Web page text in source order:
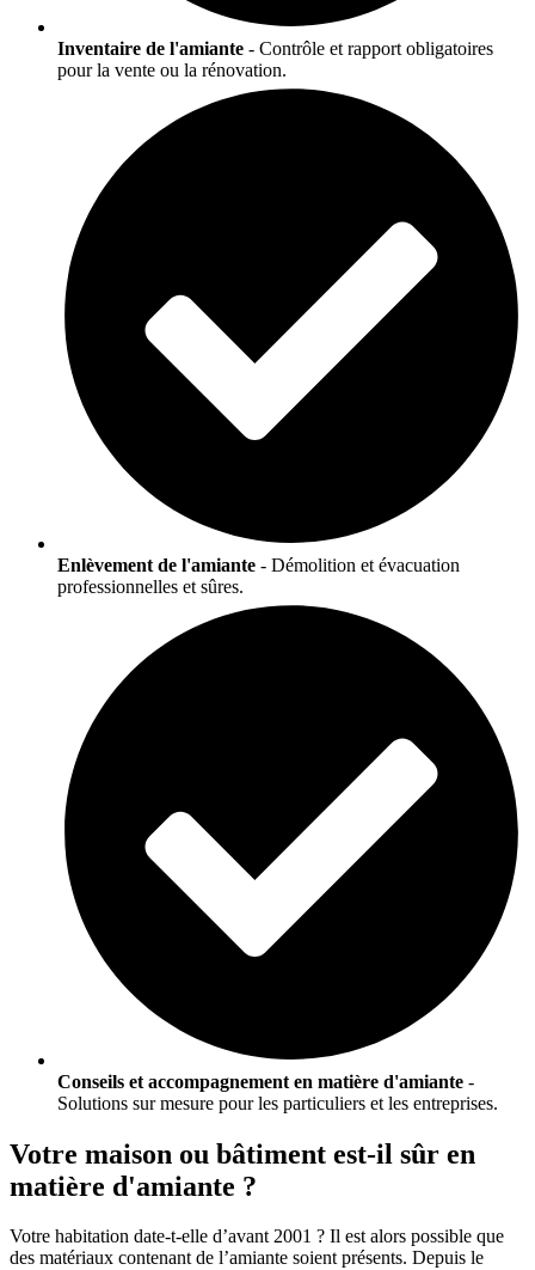
Inventaire de l'amiante - Contrôle et rapport obligatoires
pour la vente ou la rénovation.
Enlèvement de l'amiante - Démolition et évacuation
professionnelles et sûres.
Conseils et accompagnement en matière d'amiante -
Solutions sur mesure pour les particuliers et les entreprises.
Votre maison ou bâtiment est-il sûr en
matière d'amiante ?
Votre habitation date-t-elle d’avant 2001 ? Il est alors possible que
des matériaux contenant de l’amiante soient présents. Depuis le